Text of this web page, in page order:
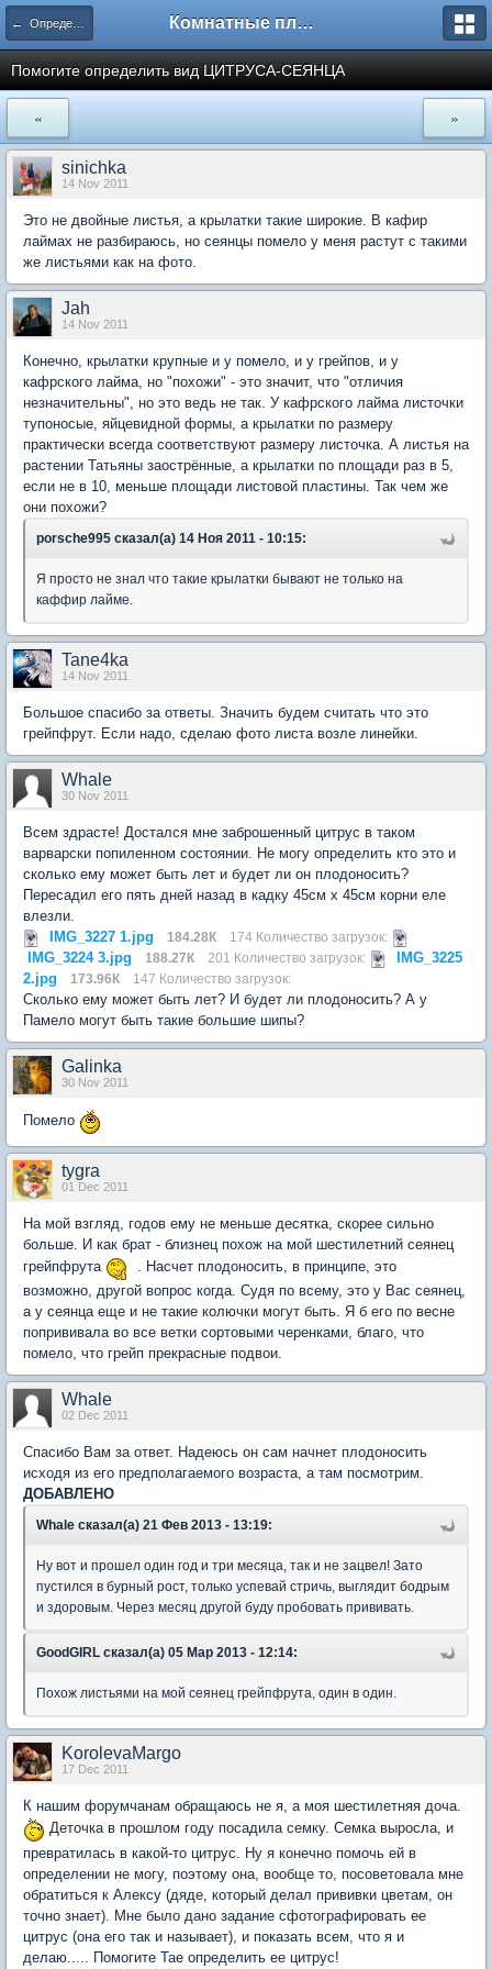
← Определение сортов цитрусовых и других экзотов Комнатные плодовые экзоты
Помогите определить вид ЦИТРУСА-СЕЯНЦА
« »
sinichka
14 Nov 2011
Это не двойные листья, а крылатки такие широкие. В кафир
лаймах не разбираюсь, но сеянцы помело у меня растут с такими
же листьями как на фото.
Jah
14 Nov 2011
Конечно, крылатки крупные и у помело, и у грейпов, и у
кафрского лайма, но "похожи" - это значит, что "отличия
незначительны", но это ведь не так. У кафрского лайма листочки
тупоносые, яйцевидной формы, а крылатки по размеру
практически всегда соответствуют размеру листочка. А листья на
растении Татьяны заострённые, а крылатки по площади раз в 5,
если не в 10, меньше площади листовой пластины. Так чем же
они похожи?
porsche995 сказал(а) 14 Ноя 2011 - 10:15:
Я просто не знал что такие крылатки бывают не только на
каффир лайме.
Tane4ka
14 Nov 2011
Большое спасибо за ответы. Значить будем считать что это
грейпфрут. Если надо, сделаю фото листа возле линейки.
Whale
30 Nov 2011
Всем здрасте! Достался мне заброшенный цитрус в таком
варварски попиленном состоянии. Не могу определить кто это и
сколько ему может быть лет и будет ли он плодоносить?
Пересадил его пять дней назад в кадку 45см х 45см корни еле
влезли.
IMG_3227 1.jpg
184.28К 174 Количество загрузок:
IMG_3224 3.jpg 188.27К 201 Количество загрузок:
IMG_3225
2.jpg
173.96К 147 Количество загрузок:
Сколько ему может быть лет? И будет ли плодоносить? А у
Памело могут быть такие большие шипы?
Galinka
30 Nov 2011
Помело
tygra
01 Dec 2011
На мой взгляд, годов ему не меньше десятка, скорее сильно
больше. И как брат - близнец похож на мой шестилетний сеянец
грейпфрута
. Насчет плодоносить, в принципе, это
возможно, другой вопрос когда. Судя по всему, это у Вас сеянец,
а у сеянца еще и не такие колючки могут быть. Я б его по весне
попрививала во все ветки сортовыми черенками, благо, что
помело, что грейп прекрасные подвои.
Whale
02 Dec 2011
Спасибо Вам за ответ. Надеюсь он сам начнет плодоносить
исходя из его предполагаемого возраста, а там посмотрим.
ДОБАВЛЕНО
Whale сказал(а) 21 Фев 2013 - 13:19:
Ну вот и прошел один год и три месяца, так и не зацвел! Зато
пустился в бурный рост, только успевай стричь, выглядит бодрым
и здоровым. Через месяц другой буду пробовать прививать.
GoodGIRL сказал(а) 05 Мар 2013 - 12:14:
Похож листьями на мой сеянец грейпфрута, один в один.
KorolevaMargo
17 Dec 2011
К нашим форумчанам обращаюсь не я, а моя шестилетняя доча.
Деточка в прошлом году посадила семку. Семка выросла, и
превратилась в какой-то цитрус. Ну я конечно помочь ей в
определении не могу, поэтому она, вообще то, посоветовала мне
обратиться к Алексу (дяде, который делал прививки цветам, он
точно знает). Мне было дано задание сфотографировать ее
цитрус (она его так и называет), и показать всем, что я и
делаю..... Помогите Тае определить ее цитрус!